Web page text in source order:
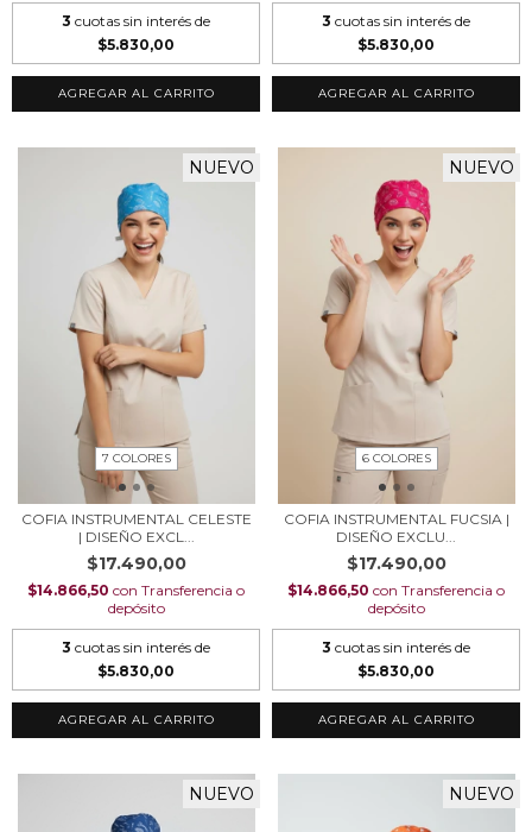
3 cuotas sin interés de
$5.830,00
AGREGAR AL CARRITO
3 cuotas sin interés de
$5.830,00
AGREGAR AL CARRITO
NUEVO
7 COLORES
COFIA INSTRUMENTAL CELESTE
| DISEÑO EXCL...
$17.490,00
$14.866,50 con Transferencia o
depósito
3 cuotas sin interés de
$5.830,00
AGREGAR AL CARRITO
NUEVO
6 COLORES
COFIA INSTRUMENTAL FUCSIA |
DISEÑO EXCLU...
$17.490,00
$14.866,50 con Transferencia o
depósito
3 cuotas sin interés de
$5.830,00
AGREGAR AL CARRITO
NUEVO NUEVO